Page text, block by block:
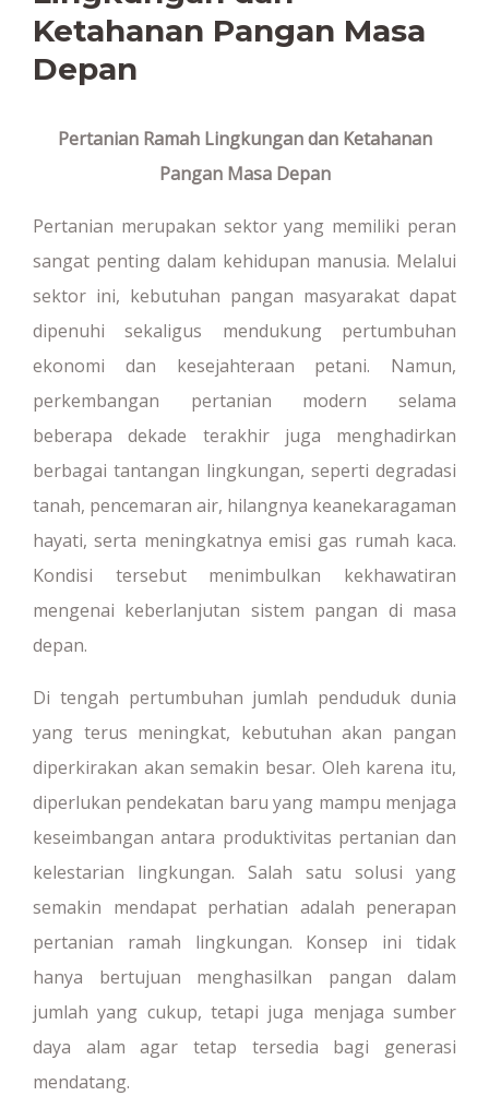
Ketahanan Pangan Masa
Depan
Pertanian Ramah Lingkungan dan Ketahanan
Pangan Masa Depan
Pertanian merupakan sektor yang memiliki peran
sangat penting dalam kehidupan manusia. Melalui
sektor ini, kebutuhan pangan masyarakat dapat
dipenuhi sekaligus mendukung pertumbuhan
ekonomi dan kesejahteraan petani. Namun,
perkembangan pertanian modern selama
beberapa dekade terakhir juga menghadirkan
berbagai tantangan lingkungan, seperti degradasi
tanah, pencemaran air, hilangnya keanekaragaman
hayati, serta meningkatnya emisi gas rumah kaca.
Kondisi tersebut menimbulkan kekhawatiran
mengenai keberlanjutan sistem pangan di masa
depan.
Di tengah pertumbuhan jumlah penduduk dunia
yang terus meningkat, kebutuhan akan pangan
diperkirakan akan semakin besar. Oleh karena itu,
diperlukan pendekatan baru yang mampu menjaga
keseimbangan antara produktivitas pertanian dan
kelestarian lingkungan. Salah satu solusi yang
semakin mendapat perhatian adalah penerapan
pertanian ramah lingkungan. Konsep ini tidak
hanya bertujuan menghasilkan pangan dalam
jumlah yang cukup, tetapi juga menjaga sumber
daya alam agar tetap tersedia bagi generasi
mendatang.